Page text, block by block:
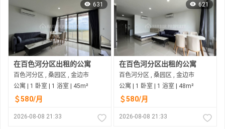
631
在百色河分区出租的公寓
百色河分区 , 桑园区 , 金边市
公寓 | 1 卧室 | 1 浴室 | 45m²
＄580/月
2026-08-08 21:33
621
在百色河分区出租的公寓
百色河分区 , 桑园区 , 金边市
公寓 | 1 卧室 | 1 浴室 | 48m²
＄580/月
2026-08-08 21:33